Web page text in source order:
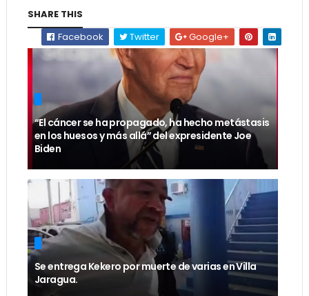
SHARE THIS
Facebook
Twitter Google+
“El cáncer se ha propagado, ha hecho metástasis
en los huesos y más allá” del expresidente Joe
Biden
Se entrega Kekero por muerte de varias en Villa
Jaragua.